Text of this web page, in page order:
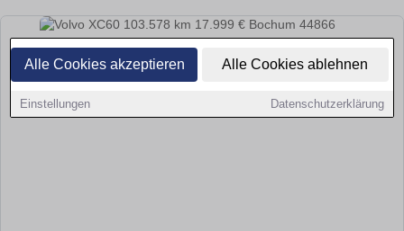
Alle Cookies akzeptieren Alle Cookies ablehnen
Einstellungen Datenschutzerklärung